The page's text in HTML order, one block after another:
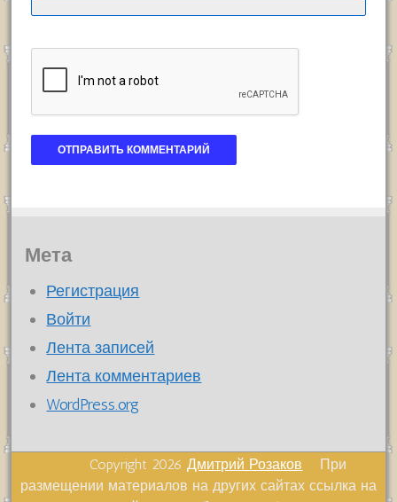
Мета
Регистрация
Войти
Лента записей
Лента комментариев
WordPress.org
Copyright 2026Дмитрий Розаков При
размещении материалов на других сайтах ссылка на